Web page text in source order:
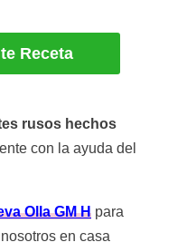
Receta
rusos hechos
con la ayuda del
Olla GM H para
en casa